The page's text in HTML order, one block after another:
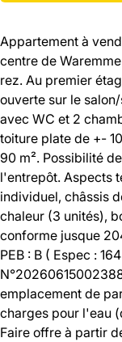
Appartement à
centre de
rez. Au premier
ouverte sur le
avec WC et 2
toiture plate de +-
90 m². Possibilité
l'entrepôt. Aspects
individuel, châssis
chaleur (3 unités),
conforme jusque
PEB : B ( Espec :
emplacement de
charges pour l'eau
Faire offre à partir